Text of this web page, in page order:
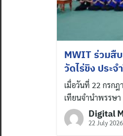
MWIT ร่วมสื
วัดไร่ขิง ประ
เมื่อวันที่ 22 กรก
เทียนจำนำพรรษา
Digital
22 July 2026